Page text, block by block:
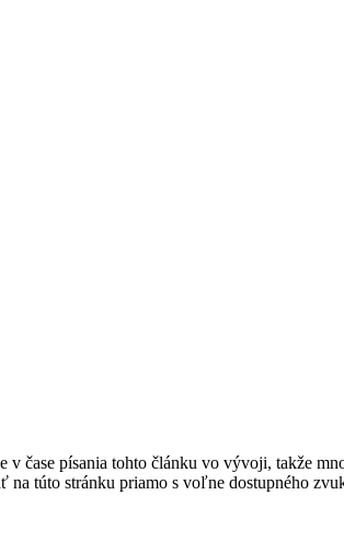
v čase písania tohto článku vo vývoji, takže
túto stránku priamo s voľne dostupného